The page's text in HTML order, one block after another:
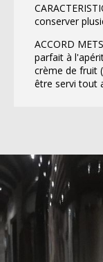
conserver
ACCORD
parfait à
crème de fruit
être servi tout